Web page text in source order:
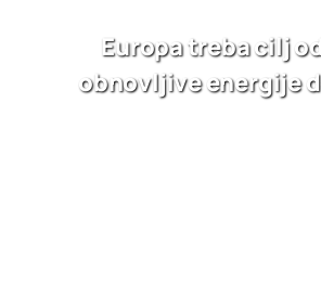
Europa treba cilj
obnovljive energije